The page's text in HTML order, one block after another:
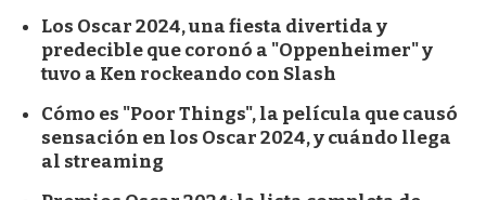
Los Oscar 2024, una fiesta divertida y
predecible que coronó a "Oppenheimer" y
tuvo a Ken rockeando con Slash
Cómo es "Poor Things", la película que causó
sensación en los Oscar 2024, y cuándo llega
al streaming